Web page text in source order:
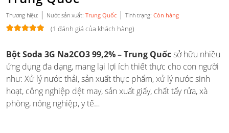
Thương hiệu: | Nước sản xuất: Trung Quốc | Tình trạng: Còn hàng
dựa trên
đánh giá
(1 đánh giá của khách hàng)
Bột Soda 3G Na2CO3 99,2% – Trung Quốcsở hữu nhiều
ứng dụng đa dạng, mang lại lợi ích thiết thực cho con người
như: Xử lý nước thải, sản xuất thực phẩm, xử lý nước sinh
hoạt, công nghiệp dệt may, sản xuất giấy, chất tẩy rửa, xà
phòng, nông nghiệp, y tế…